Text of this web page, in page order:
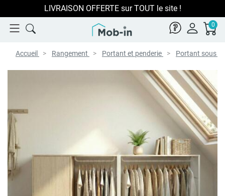
LIVRAISON OFFERTE sur TOUT le site !
0
Accueil Rangement Portant et penderie Portant sous